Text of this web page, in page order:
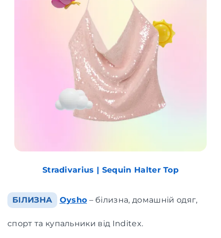
Stradivarius | Sequin Halter Top
БІЛИЗНА Oysho – білизна, домашній одяг,
спорт та купальники від Inditex.